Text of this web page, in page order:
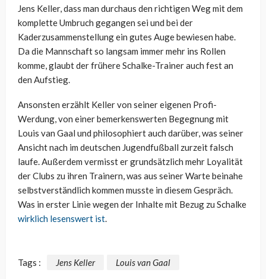
Jens Keller, dass man durchaus den richtigen Weg mit dem
komplette Umbruch gegangen sei und bei der
Kaderzusammenstellung ein gutes Auge bewiesen habe.
Da die Mannschaft so langsam immer mehr ins Rollen
komme, glaubt der frühere Schalke-Trainer auch fest an
den Aufstieg.
Ansonsten erzählt Keller von seiner eigenen Profi-
Werdung, von einer bemerkenswerten Begegnung mit
Louis van Gaal und philosophiert auch darüber, was seiner
Ansicht nach im deutschen Jugendfußball zurzeit falsch
laufe. Außerdem vermisst er grundsätzlich mehr Loyalität
der Clubs zu ihren Trainern, was aus seiner Warte beinahe
selbstverständlich kommen musste in diesem Gespräch.
Was in erster Linie wegen der Inhalte mit Bezug zu Schalke
wirklich lesenswert ist.
Tags : Jens Keller Louis van Gaal